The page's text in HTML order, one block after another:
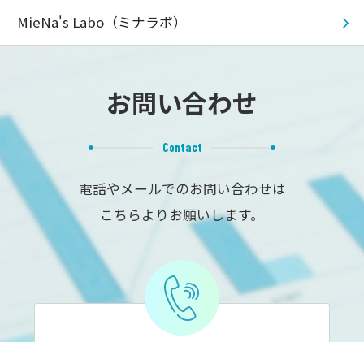
MieNa's Labo（ミナラボ）
お問い合わせ
Contact
電話やメールでのお問い合わせは
こちらよりお願いします。